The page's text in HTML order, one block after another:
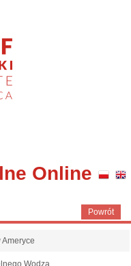
Online
Powrót
Ameryce
Wodza